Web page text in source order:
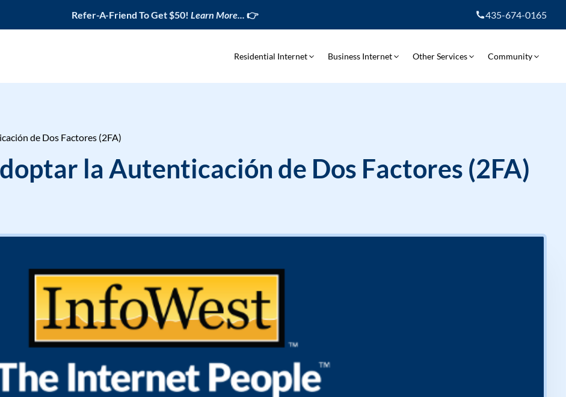
Refer-A-Friend To Get $50!Learn More... 👉 435-674-0165
Residential Internet Business Internet Other Services Community
de Dos Factores (2FA)
la Autenticación de Dos Factores (2FA)